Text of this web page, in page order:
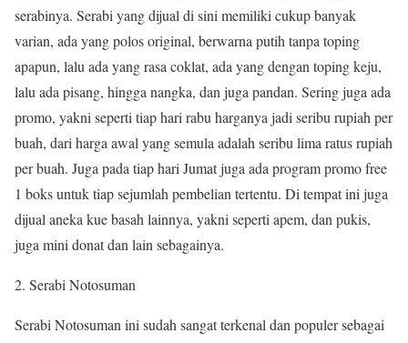
serabinya. Serabi yang dijual di sini memiliki cukup banyak
varian, ada yang polos original, berwarna putih tanpa toping
apapun, lalu ada yang rasa coklat, ada yang dengan toping keju,
lalu ada pisang, hingga nangka, dan juga pandan. Sering juga ada
promo, yakni seperti tiap hari rabu harganya jadi seribu rupiah per
buah, dari harga awal yang semula adalah seribu lima ratus rupiah
per buah. Juga pada tiap hari Jumat juga ada program promo free
1 boks untuk tiap sejumlah pembelian tertentu. Di tempat ini juga
dijual aneka kue basah lainnya, yakni seperti apem, dan pukis,
juga mini donat dan lain sebagainya.
2. Serabi Notosuman
Serabi Notosuman ini sudah sangat terkenal dan populer sebagai